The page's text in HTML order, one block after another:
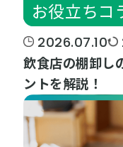
お役立ちコ
2026.07.10
飲食店の棚卸し
ントを解説！